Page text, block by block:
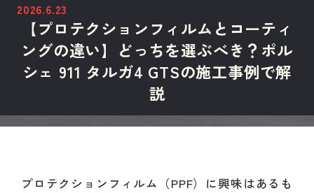
2026.6.23
【プロテクションフィルムとコーティ
ングの違い】どっちを選ぶべき？ポル
シェ 911 タルガ4 GTSの施工事例で解
説
プロテクションフィルム（PPF）に興味はあるも